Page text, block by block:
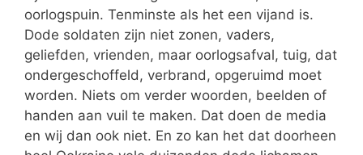
oorlogspuin. Tenminste als het een vijand is.
Dode soldaten zijn niet zonen, vaders,
geliefden, vrienden, maar oorlogsafval, tuig, dat
ondergeschoffeld, verbrand, opgeruimd moet
worden. Niets om verder woorden, beelden of
handen aan vuil te maken. Dat doen de media
en wij dan ook niet. En zo kan het dat doorheen